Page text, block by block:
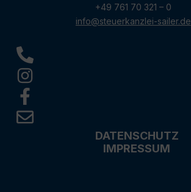
+49 761 70 321 – 0
info@steuerkanzlei-sailer.de
DATENSCHUTZ
IMPRESSUM